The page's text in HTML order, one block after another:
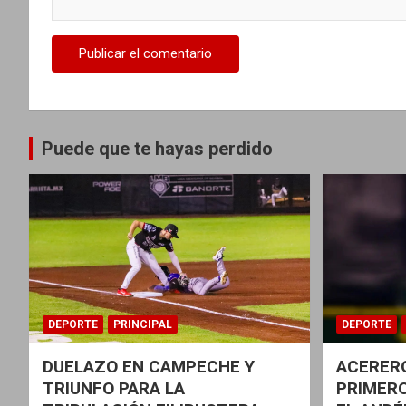
Puede que te hayas perdido
DEPORTE PRINCIPAL
DUELAZO EN CAMPECHE Y
TRIUNFO PARA LA
DEPORTE